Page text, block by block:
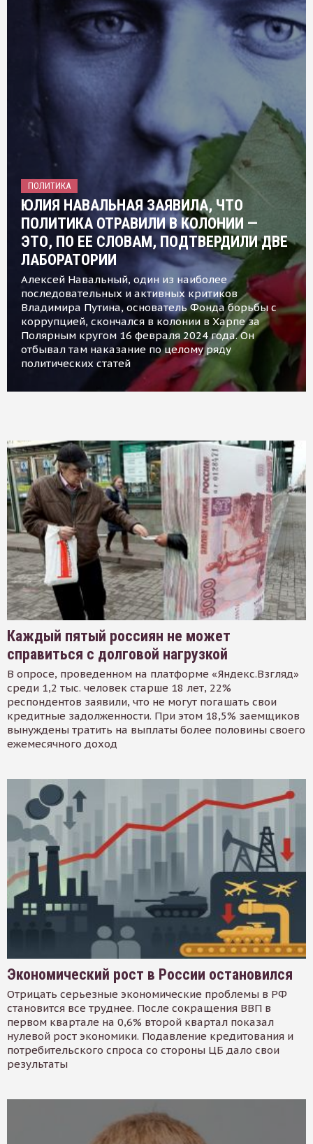
ПОЛИТИКА
ЮЛИЯ НАВАЛЬНАЯ ЗАЯВИЛА, ЧТО
ПОЛИТИКА ОТРАВИЛИ В КОЛОНИИ —
ЭТО, ПО ЕЕ СЛОВАМ, ПОДТВЕРДИЛИ ДВЕ
ЛАБОРАТОРИИ
Алексей Навальный, один из наиболее
последовательных и активных критиков
Владимира Путина, основатель Фонда борьбы с
коррупцией, скончался в колонии в Харпе за
Полярным кругом 16 февраля 2024 года. Он
отбывал там наказание по целому ряду
политических статей
Каждый пятый россиян не может
справиться с долговой нагрузкой
В опросе, проведенном на платформе «Яндекс.Взгляд»
среди 1,2 тыс. человек старше 18 лет, 22%
респондентов заявили, что не могут погашать свои
кредитные задолженности. При этом 18,5% заемщиков
вынуждены тратить на выплаты более половины своего
ежемесячного доход
Экономический рост в России остановился
Отрицать серьезные экономические проблемы в РФ
становится все труднее. После сокращения ВВП в
первом квартале на 0,6% второй квартал показал
нулевой рост экономики. Подавление кредитования и
потребительского спроса со стороны ЦБ дало свои
результаты